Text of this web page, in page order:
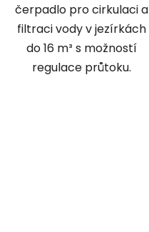
čerpadlo pro cirkulaci a
filtraci vody v jezírkách
do 16 m³ s možností
regulace průtoku.